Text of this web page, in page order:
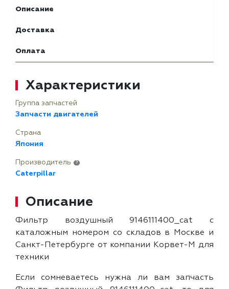
Описание
Доставка
Оплата
Характеристики
Группа запчастей
Запчасти двигателей
Страна
Япония
Производитель ?
Caterpillar
Описание
Фильтр воздушный 9146111400_cat с
каталожным номером со складов в Москве и
Санкт-Петербурге от компании Корвет-М для
техники
Если сомневаетесь нужна ли вам запчасть